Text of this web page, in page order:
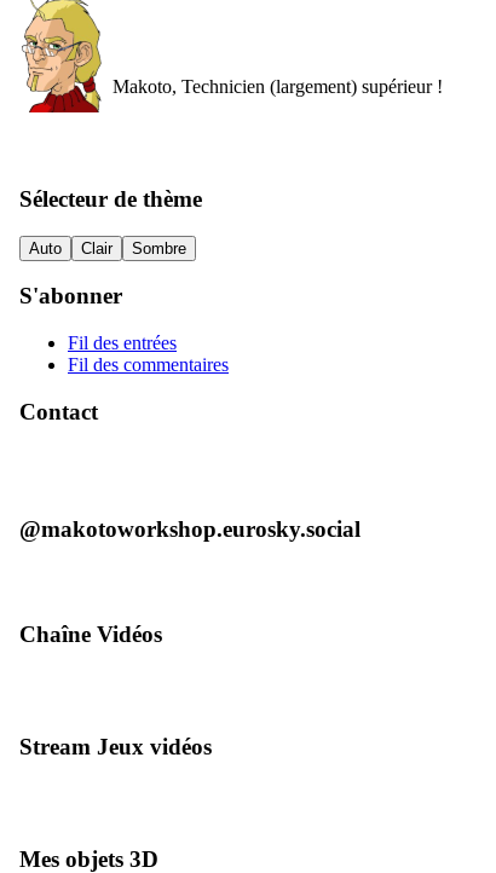
Makoto, Technicien (largement) supérieur !
Sélecteur de thème
Auto Clair Sombre
S'abonner
Fil des entrées
Fil des commentaires
Contact
@makotoworkshop.eurosky.social
Chaîne Vidéos
Stream Jeux vidéos
Mes objets 3D